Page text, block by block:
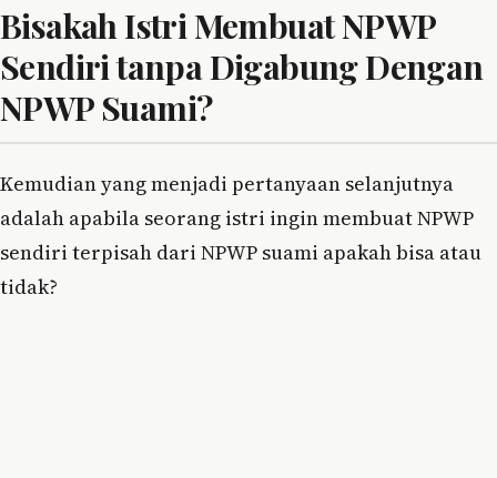
Bisakah Istri Membuat NPWP
Sendiri tanpa Digabung Dengan
NPWP Suami?
Kemudian yang menjadi pertanyaan selanjutnya
adalah apabila seorang istri ingin membuat NPWP
sendiri terpisah dari NPWP suami apakah bisa atau
tidak?